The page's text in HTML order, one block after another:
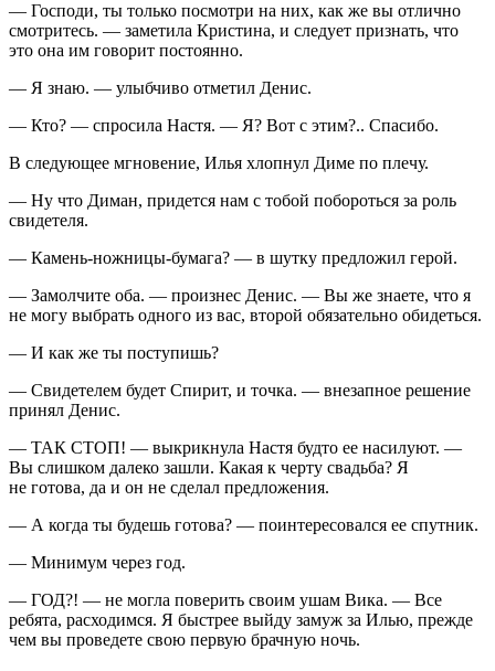
— Господи, ты только посмотри на них, как же вы отлично
смотритесь. — заметила Кристина, и следует признать, что
это она им говорит постоянно.
— Я знаю. — улыбчиво отметил Денис.
— Кто? — спросила Настя. — Я? Вот с этим?.. Спасибо.
В следующее мгновение, Илья хлопнул Диме по плечу.
— Ну что Диман, придется нам с тобой побороться за роль
свидетеля.
— Камень-ножницы-бумага? — в шутку предложил герой.
— Замолчите оба. — произнес Денис. — Вы же знаете, что я
не могу выбрать одного из вас, второй обязательно обидеться.
— И как же ты поступишь?
— Свидетелем будет Спирит, и точка. — внезапное решение
принял Денис.
— ТАК СТОП! — выкрикнула Настя будто ее насилуют. —
Вы слишком далеко зашли. Какая к черту свадьба? Я
не готова, да и он не сделал предложения.
— А когда ты будешь готова? — поинтересовался ее спутник.
— Минимум через год.
— ГОД?! — не могла поверить своим ушам Вика. — Все
ребята, расходимся. Я быстрее выйду замуж за Илью, прежде
чем вы проведете свою первую брачную ночь.